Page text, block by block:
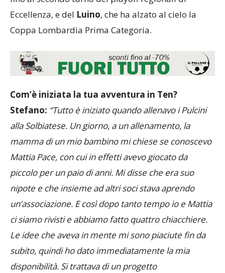
Eccellenza, e del Luino, che ha alzato al cielo la
Coppa Lombardia Prima Categoria.
Com’è iniziata la tua avventura in Ten?
Stefano: “Tutto è iniziato quando allenavo i Pulcini
alla Solbiatese. Un giorno, a un allenamento, la
mamma di un mio bambino mi chiese se conoscevo
Mattia Pace, con cui in effetti avevo giocato da
piccolo per un paio di anni. Mi disse che era suo
nipote e che insieme ad altri soci stava aprendo
un’associazione. E così dopo tanto tempo io e Mattia
ci siamo rivisti e abbiamo fatto quattro chiacchiere.
Le idee che aveva in mente mi sono piaciute fin da
subito, quindi ho dato immediatamente la mia
disponibilità. Si trattava di un progetto